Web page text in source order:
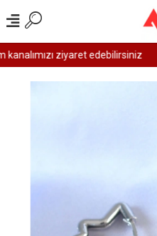
ziyaret edebilirsiniz